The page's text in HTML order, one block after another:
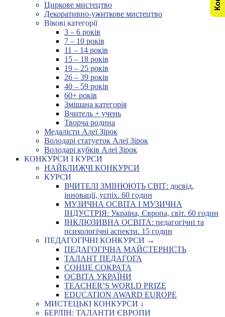
Циркове мистецтво
Декоративно-ужиткове мистецтво
Вікові категорії
3 – 6 років
7 – 10 років
11 – 14 років
15 – 18 років
19 – 25 років
26 – 39 років
40 – 59 років
60+ років
Змішана категорія
Вчитель + учень
Творча родина
Медалісти Алеї Зірок
Володарі статуеток Алеї Зірок
Володарі кубків Алеї Зірок
КОНКУРСИ І КУРСИ
НАЙБЛИЖЧІ КОНКУРСИ
КУРСИ
ВЧИТЕЛІ ЗМІНЮЮТЬ СВІТ: досвід,
інновації, успіх. 60 годин
МУЗИЧНА ОСВІТА І МУЗИЧНА
ІНДУСТРІЯ: Україна, Європа, світ. 60 годин
ІНКЛЮЗИВНА ОСВІТА: педагогічні та
психологічні аспекти. 15 годин
ПЕДАГОГІЧНІ КОНКУРСИ →
ПЕДАГОГІЧНА МАЙСТЕРНІСТЬ
ТАЛАНТ ПЕДАГОГА
СОНЦЕ СОКРАТА
ОСВІТА УКРАЇНИ
TEACHER’S WORLD PRIZE
EDUCATION AWARD EUROPE
МИСТЕЦЬКІ КОНКУРСИ ↓
БЕРЛІН: ТАЛАНТИ ЄВРОПИ